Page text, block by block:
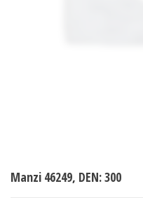
Manzi 46249, DEN: 300